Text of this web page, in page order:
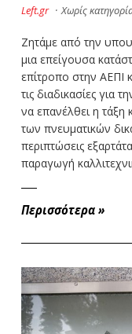
Left.gr · Χωρίς
Ζητάμε από την
μια επείγουσα
επίτροπο στην ΑΕΠΙ
τις διαδικασίες για
να επανέλθει η τάξη
των πνευματικών
περιπτώσεις
παραγωγή
Περισσότερα »